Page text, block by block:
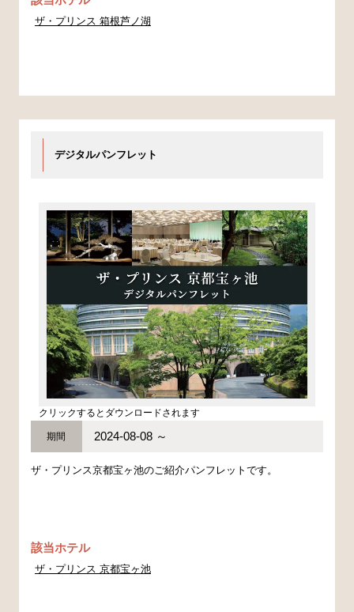
ザ・プリンス 箱根芦ノ湖
デジタルパンフレット
クリックするとダウンロードされます
期間 2024-08-08 ～
ザ・プリンス京都宝ヶ池のご紹介パンフレットです。
該当ホテル
ザ・プリンス 京都宝ヶ池